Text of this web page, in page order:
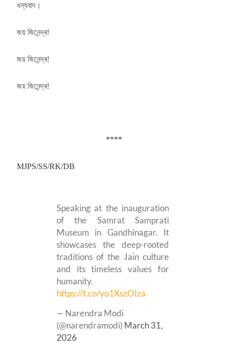
ধন্যবাদ।
জয় জিনেন্দ্ৰ!
জয় জিনেন্দ্ৰ!
জয় জিনেন্দ্ৰ!
****
MJPS/SS/RK/DB
Speaking at the inauguration
of the Samrat Samprati
Museum in Gandhinagar. It
showcases the deep-rooted
traditions of the Jain culture
and its timeless values for
humanity.
https://t.co/yo1XszOIza
— Narendra Modi
(@narendramodi) March 31,
2026